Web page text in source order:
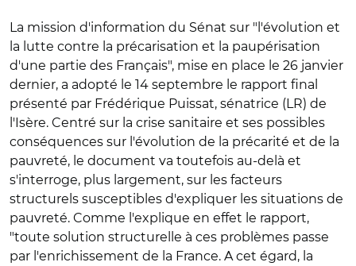
La mission d'information du Sénat sur "l'évolution et
la lutte contre la précarisation et la paupérisation
d'une partie des Français", mise en place le 26 janvier
dernier, a adopté le 14 septembre le rapport final
présenté par Frédérique Puissat, sénatrice (LR) de
l'Isère. Centré sur la crise sanitaire et ses possibles
conséquences sur l'évolution de la précarité et de la
pauvreté, le document va toutefois au-delà et
s'interroge, plus largement, sur les facteurs
structurels susceptibles d'expliquer les situations de
pauvreté. Comme l'explique en effet le rapport,
"toute solution structurelle à ces problèmes passe
par l'enrichissement de la France. A cet égard, la